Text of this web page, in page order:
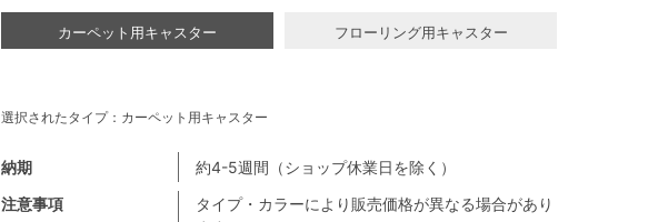
注意事項
タイプ・カラーにより販売価格が異なる場合があり
納期 約4-5週間（ショップ休業日を除く）
カーペット用キャスター フローリング用キャスター
選択されたタイプ：カーペット用キャスター